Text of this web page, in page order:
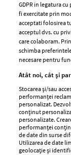
„Surioara e pe
ce veste!! E oficial!
vedetă e din nou
40 de ani! Uite ce
GDPR in legatura
fi exercitate prin
acceptati folosirea
acceptul dvs. cu
care colaboram. Prin
schimba
necesare pentru
Atât noi, cât și
Stocarea și/sau
performanței
personalizat.
conținut
personalizate.
performanței
de date din surse
Utilizarea de date
geolocație și